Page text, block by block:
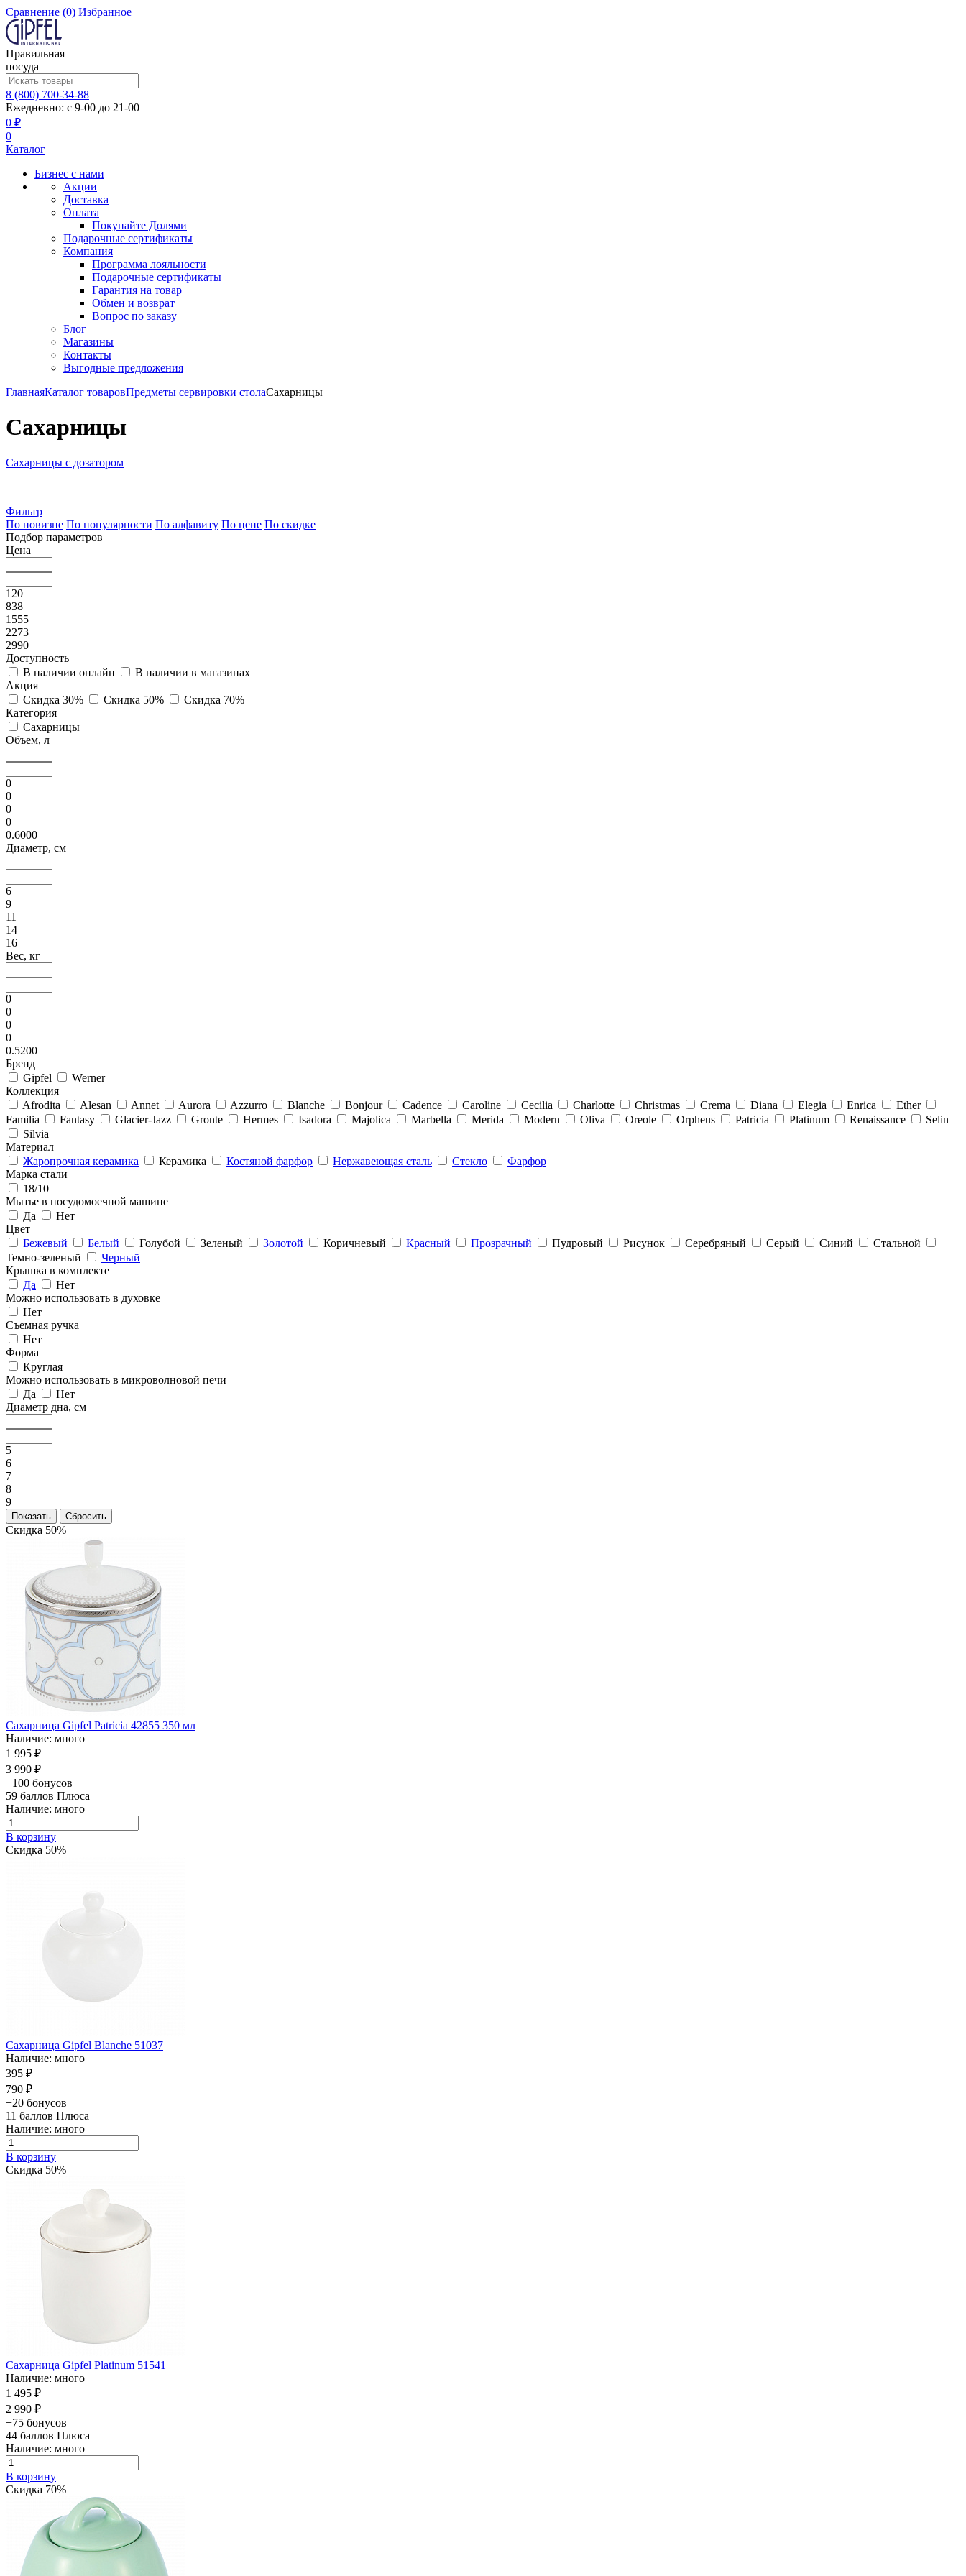
Сравнение (0) Избранное
Правильная
посуда
8 (800) 700-34-88
Ежедневно: с 9-00 до 21-00
0 ₽
0
Каталог
Бизнес с нами
Акции
Доставка
Оплата
Покупайте Долями
Подарочные сертификаты
Компания
Программа лояльности
Подарочные сертификаты
Гарантия на товар
Обмен и возврат
Вопрос по заказу
Блог
Магазины
Контакты
Выгодные предложения
ГлавнаяКаталог товаровПредметы сервировки столаСахарницы
Сахарницы
Сахарницы с дозатором
Фильтр
По новизне По популярности По алфавиту По цене По скидке
Подбор параметров
Цена
120
838
1555
2273
2990
Доступность
В наличии онлайн
В наличии в магазинах
Акция
Скидка 30%
Скидка 50%
Скидка 70%
Категория
Сахарницы
Объем, л
0
0
0
0
0.6000
Диаметр, см
6
9
11
14
16
Вес, кг
0
0
0
0
0.5200
Бренд
Gipfel
Werner
Коллекция
Afrodita
Alesan Annet Aurora Azzurro Blanche Bonjour Cadence Caroline Cecilia Charlotte Christmas Crema Diana Elegia Enrica
Ether
Familia
Fantasy Glacier-Jazz Gronte Hermes Isadora Majolica Marbella Merida Modern Oliva Oreole Orpheus Patricia Platinum Renaissance
Selin
Silvia
Материал
Жаропрочная керамика
Керамика Костяной фарфор Нержавеющая сталь Стекло
Фарфор
Марка стали
18/10
Мытье в посудомоечной машине
Да
Нет
Цвет
Бежевый
Белый Голубой Зеленый Золотой Коричневый Красный Прозрачный Пудровый Рисунок Серебряный Серый Синий
Стальной
Темно-зеленый
Черный
Крышка в комплекте
Да
Нет
Можно использовать в духовке
Нет
Съемная ручка
Нет
Форма
Круглая
Можно использовать в микроволновой печи
Да
Нет
Диаметр дна, см
5
6
7
8
9
Скидка 50%
Сахарница Gipfel Patricia 42855 350 мл
Наличие: много
1 995 ₽
3 990 ₽
+100 бонусов
59 баллов Плюса
Наличие: много
В корзину
Скидка 50%
Сахарница Gipfel Blanche 51037
Наличие: много
395 ₽
790 ₽
+20 бонусов
11 баллов Плюса
Наличие: много
В корзину
Скидка 50%
Сахарница Gipfel Platinum 51541
Наличие: много
1 495 ₽
2 990 ₽
+75 бонусов
44 баллов Плюса
Наличие: много
В корзину
Скидка 70%